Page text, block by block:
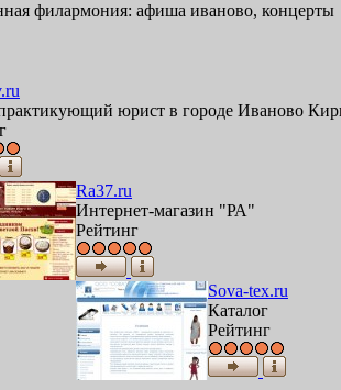
филармония: афиша иваново, концерты
юрист в городе Иваново
Ra37.ru
Интернет-магазин "РА"
Рейтинг
Sova-tex.ru
Каталог
Рейтинг